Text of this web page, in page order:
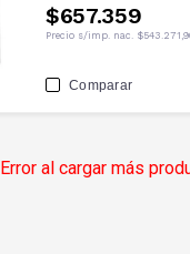
$657.359
Precio s/imp. nac.
Comparar
Error al cargar más